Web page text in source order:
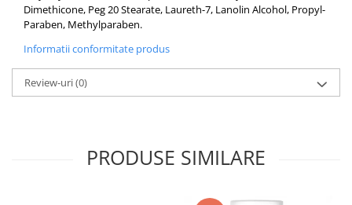
Dimethicone, Peg 20 Stearate, Laureth-7, Lanolin Alcohol, Propyl-
Paraben, Methylparaben.
Informatii conformitate produs
Review-uri(0)
PRODUSE SIMILARE